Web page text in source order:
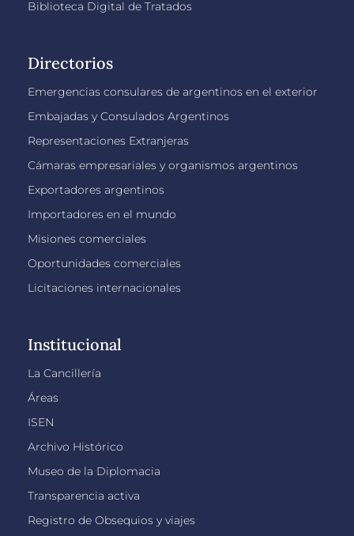
Biblioteca Digital de Tratados
Directorios
Emergencias consulares de argentinos en el exterior
Embajadas y Consulados Argentinos
Representaciones Extranjeras
Cámaras empresariales y organismos argentinos
Exportadores argentinos
Importadores en el mundo
Misiones comerciales
Oportunidades comerciales
Licitaciones internacionales
Institucional
La Cancillería
Áreas
ISEN
Archivo Histórico
Museo de la Diplomacia
Transparencia activa
Registro de Obsequios y viajes